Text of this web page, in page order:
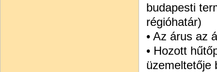
budapesti
régióhatár)
• Az árus az
• Hozott
üzemeltetője